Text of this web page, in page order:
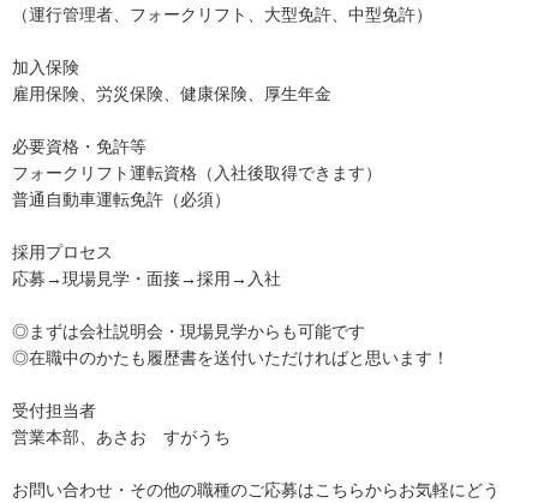
（運行管理者、フォークリフト、大型免許、中型免許）
加入保険
雇用保険、労災保険、健康保険、厚生年金
必要資格・免許等
フォークリフト運転資格（入社後取得できます）
普通自動車運転免許（必須）
採用プロセス
応募→現場見学・面接→採用→入社
◎まずは会社説明会・現場見学からも可能です
◎在職中のかたも履歴書を送付いただければと思います！
受付担当者
営業本部、あさお すがうち
お問い合わせ・その他の職種のご応募はこちらからお気軽にどう